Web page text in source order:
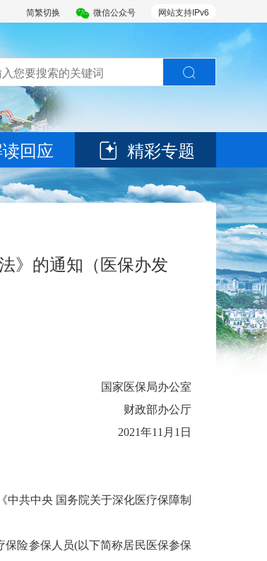
网站支持IPv6
微信公众号
简繁切换
回应 精彩专题
》的通知（医保办发
国家医保局办公室
财政部办公厅
2021年11月1日
共中央 国务院关于深化医疗保障制
险参保人员(以下简称居民医保参保